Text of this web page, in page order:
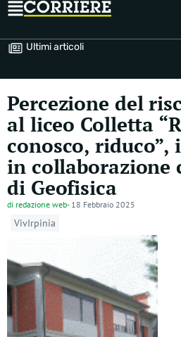
Ultimi articoli
Percezione del
al liceo Colletta
conosco,
in collaborazione
di Geofisica
di redazione web- 18 Febbraio 2025
VivIrpinia